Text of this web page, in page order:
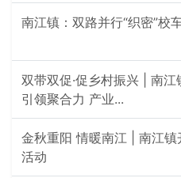
南江镇：双路并行“织密”校
双带双促·促乡村振兴 | 南
引领聚合力 产业...
金秋重阳 情暖南江 | 南江镇
活动